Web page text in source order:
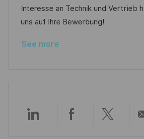
t
e
y
Interesse an Technik und Vertrieb
uns auf Ihre Bewerbung!
See more
Share
Share Share